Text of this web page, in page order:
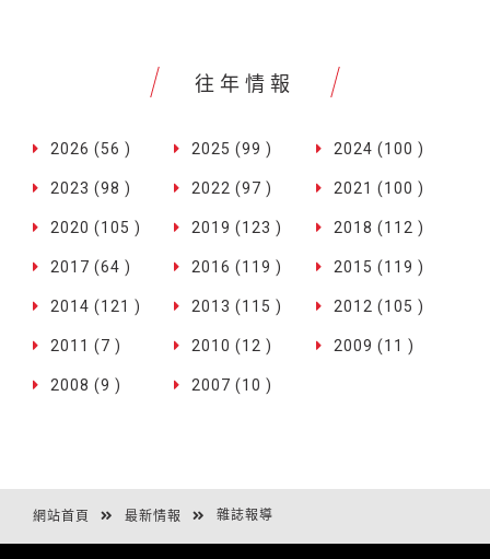
往年情報
2026 (56 ) 2025 (99 ) 2024 (100 )
2023 (98 ) 2022 (97 ) 2021 (100 )
2020 (105 ) 2019 (123 ) 2018 (112 )
2017 (64 ) 2016 (119 ) 2015 (119 )
2014 (121 ) 2013 (115 ) 2012 (105 )
2011 (7 ) 2010 (12 ) 2009 (11 )
2008 (9 ) 2007 (10 )
網站首頁 最新情報 雜誌報導